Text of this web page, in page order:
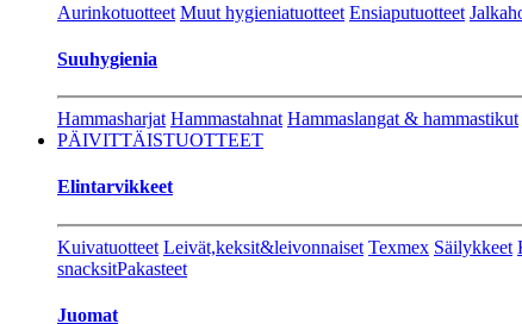
Aurinkotuotteet Muut hygieniatuotteet Ensiaputuotteet
Suuhygienia
Hammasharjat Hammastahnat Hammaslangat & hammastikut
PÄIVITTÄISTUOTTEET
Elintarvikkeet
Kuivatuotteet Leivät,keksit&leivonnaiset Texmex Säilykkeet
snacksitPakasteet
Juomat